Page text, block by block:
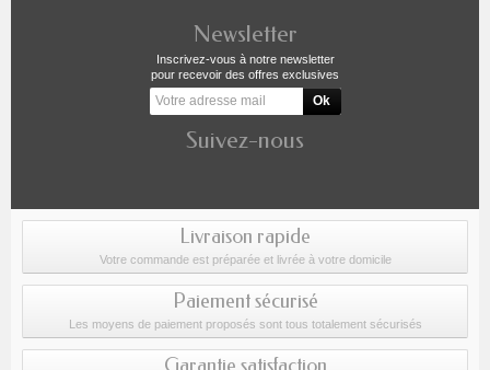
Newsletter
Inscrivez-vous à notre newsletter
pour recevoir des offres exclusives
Suivez-nous
Livraison rapide
Votre commande est préparée et livrée à votre domicile
Paiement sécurisé
Les moyens de paiement proposés sont tous totalement sécurisés